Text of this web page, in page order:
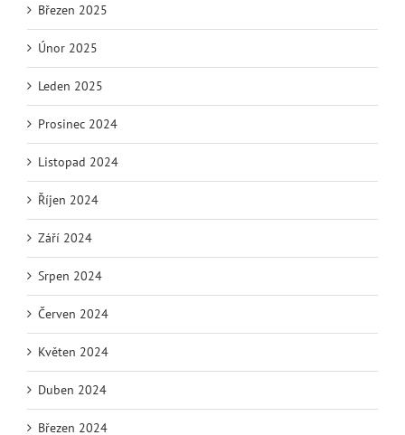
Březen 2025
Únor 2025
Leden 2025
Prosinec 2024
Listopad 2024
Říjen 2024
Září 2024
Srpen 2024
Červen 2024
Květen 2024
Duben 2024
Březen 2024